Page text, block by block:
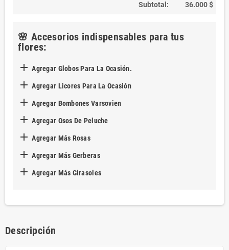
Subtotal: 36.000 $
🌸 Accesorios indispensables para tus
flores:
 Agregar Globos Para La Ocasión.
 Agregar Licores Para La Ocasión
 Agregar Bombones Varsovien
 Agregar Osos De Peluche
 Agregar Más Rosas
 Agregar Más Gerberas
 Agregar Más Girasoles
Descripción